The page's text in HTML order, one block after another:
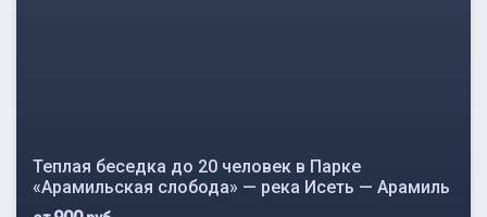
Теплая беседка до 20 человек в Парке
«Арамильская слобода» — река Исеть — Арамиль